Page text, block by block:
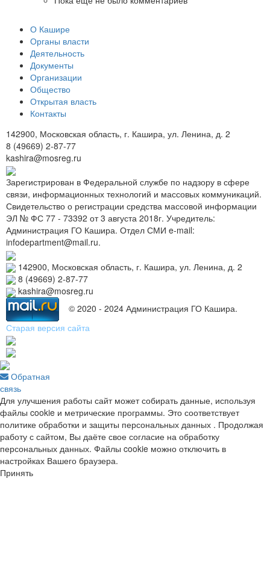
О Кашире
Органы власти
Деятельность
Документы
Организации
Общество
Открытая власть
Контакты
142900, Московская область, г. Кашира, ул. Ленина, д. 2
8 (49669) 2-87-77
kashira@mosreg.ru
Зарегистрирован в Федеральной службе по надзору в сфере
связи, информационных технологий и массовых коммуникаций.
Свидетельство о регистрации средства массовой информации
ЭЛ № ФС 77 - 73392 от 3 августа 2018г. Учредитель:
Администрация ГО Кашира. Отдел СМИ e-mail:
infodepartment@mail.ru.
142900, Московская область, г. Кашира, ул. Ленина, д. 2
8 (49669) 2-87-77
kashira@mosreg.ru
© 2020 - 2024 Администрация ГО Кашира.
Старая версия сайта
Обратная
связь
Для улучшения работы сайт может собирать данные, используя
файлы cookie и метрические программы. Это соответствует
политике обработки и защиты персональных данных . Продолжая
работу с сайтом, Вы даёте свое согласие на обработку
персональных данных. Файлы cookie можно отключить в
настройках Вашего браузера.
Принять